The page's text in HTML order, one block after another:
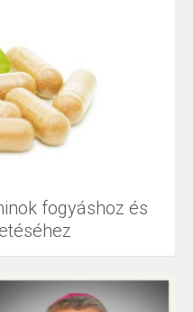
fogyáshoz és